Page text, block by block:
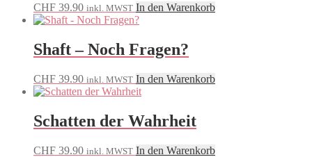
CHF 39.90 inkl. MWST In den Warenkorb
Shaft – Noch Fragen?
CHF 39.90 inkl. MWST In den Warenkorb
Schatten der Wahrheit
CHF 39.90 inkl. MWST In den Warenkorb